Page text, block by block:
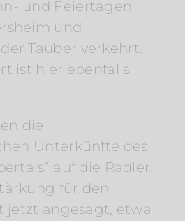
und Feiertagen
und
Tauber verkehrt.
ist hier ebenfalls
die
Unterkünfte des
auf die Radler.
für den
jetzt angesagt, etwa